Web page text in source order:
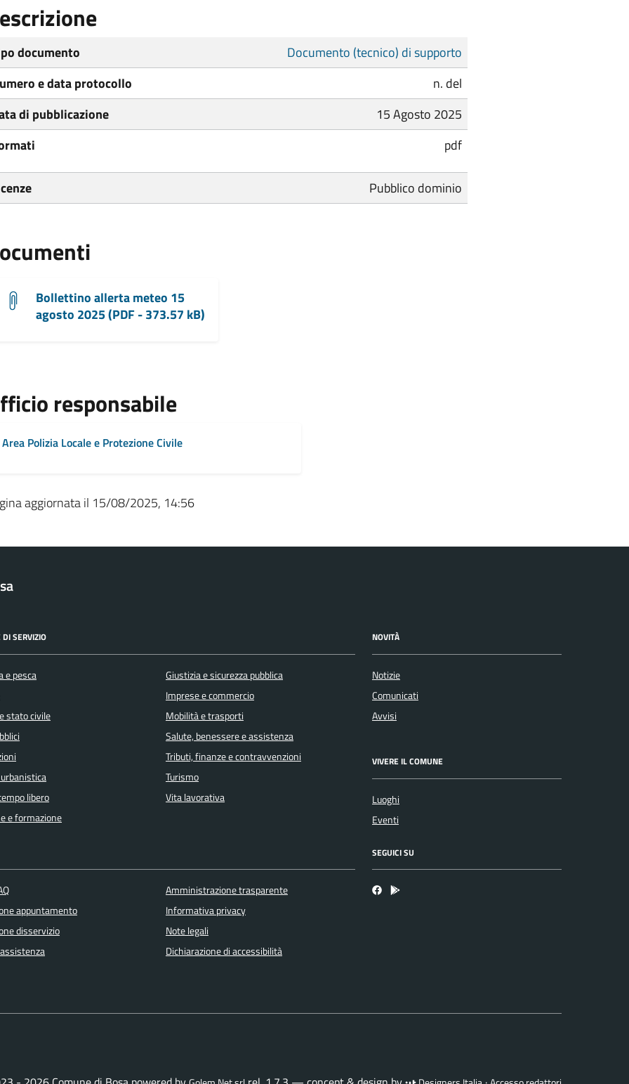
documento
Documento (tecnico) di supporto
e data protocollo
n. del
di pubblicazione
15 Agosto 2025
pdf
Pubblico dominio
Bollettino allerta meteo 15
agosto 2025 (PDF - 373.57 kB)
responsabile
Area Polizia Locale e Protezione Civile
aggiornata il 15/08/2025, 14:56
DI SERVIZIO
e pesca
stato civile
libero
e formazione
Giustizia e sicurezza pubblica
Imprese e commercio
Mobilità e trasporti
Salute, benessere e assistenza
Tributi, finanze e contravvenzioni
Turismo
Vita lavorativa
NOVITÀ
Notizie
Comunicati
Avvisi
VIVERE IL COMUNE
Luoghi
Eventi
appuntamento
disservizio
Amministrazione trasparente
Informativa privacy
Note legali
Dichiarazione di accessibilità
SEGUICI SU
FacebookBosa inApp